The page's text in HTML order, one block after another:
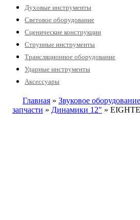
Духовые инструменты
Световое оборудование
Сценические конструкции
Струнные инструменты
Трансляционное оборудование
Ударные инструменты
Аксессуары
Главная » Звуковое оборудование
запчасти » Динамики 12" »